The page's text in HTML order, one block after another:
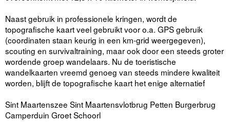
Naast gebruik in professionele kringen, wordt de
topografische kaart veel gebruikt voor o.a. GPS gebruik
(coordinaten staan keurig in een km-grid weergegeven),
scouting en survivaltraining, maar ook door een steeds groter
wordende groep wandelaars. Nu de toeristische
wandelkaarten vreemd genoeg van steeds mindere kwaliteit
worden, blijft de topografische kaart het enige alternatief
Sint Maartenszee Sint Maartensvlotbrug Petten Burgerbrug
Camperduin Groet Schoorl